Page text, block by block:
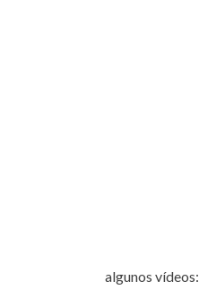
algunos vídeos: